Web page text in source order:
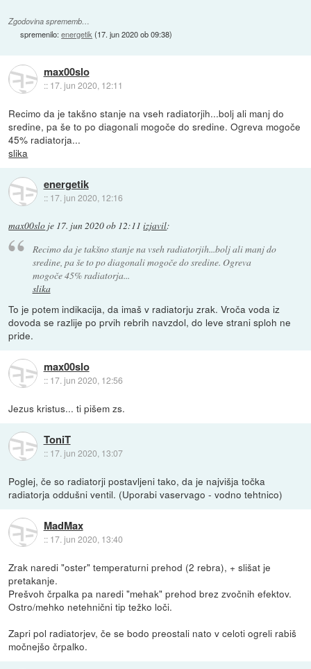
Zgodovina sprememb…
spremenilo:energetik (17. jun 2020 ob 09:38)
max00slo
:: 17. jun 2020, 12:11
Recimo da je takšno stanje na vseh radiatorjih...bolj ali manj do
sredine, pa še to po diagonali mogoče do sredine. Ogreva mogoče
45% radiatorja...
slika
energetik
:: 17. jun 2020, 12:16
max00slo je 17. jun 2020 ob 12:11 izjavil:
Recimo da je takšno stanje na vseh radiatorjih...bolj ali manj do
sredine, pa še to po diagonali mogoče do sredine. Ogreva
mogoče 45% radiatorja...
slika
To je potem indikacija, da imaš v radiatorju zrak. Vroča voda iz
dovoda se razlije po prvih rebrih navzdol, do leve strani sploh ne
pride.
max00slo
:: 17. jun 2020, 12:56
Jezus kristus... ti pišem zs.
ToniT
:: 17. jun 2020, 13:07
Poglej, če so radiatorji postavljeni tako, da je najvišja točka
radiatorja oddušni ventil. (Uporabi vaservago - vodno tehtnico)
MadMax
:: 17. jun 2020, 13:40
Zrak naredi "oster" temperaturni prehod (2 rebra), + slišat je
pretakanje.
Prešvoh črpalka pa naredi "mehak" prehod brez zvočnih efektov.
Ostro/mehko netehnični tip težko loči.
Zapri pol radiatorjev, če se bodo preostali nato v celoti ogreli rabiš
močnejšo črpalko.